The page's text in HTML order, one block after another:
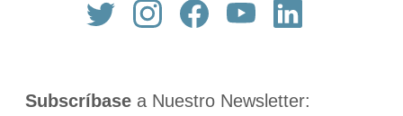
Subscríbase a Nuestro Newsletter: